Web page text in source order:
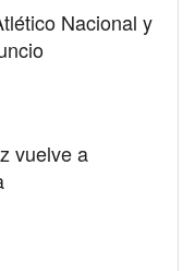
Nacional y
vuelve a